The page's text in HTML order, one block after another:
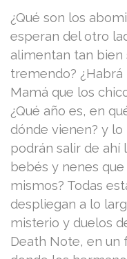
¿Qué son los
esperan del otro
alimentan tan bien
tremendo?
Mamá que los
¿Qué año es, en
dónde vienen? y
podrán salir de ahí
bebés y nenes
mismos? Todas
despliegan a lo
misterio y duelos
Death Note, en un